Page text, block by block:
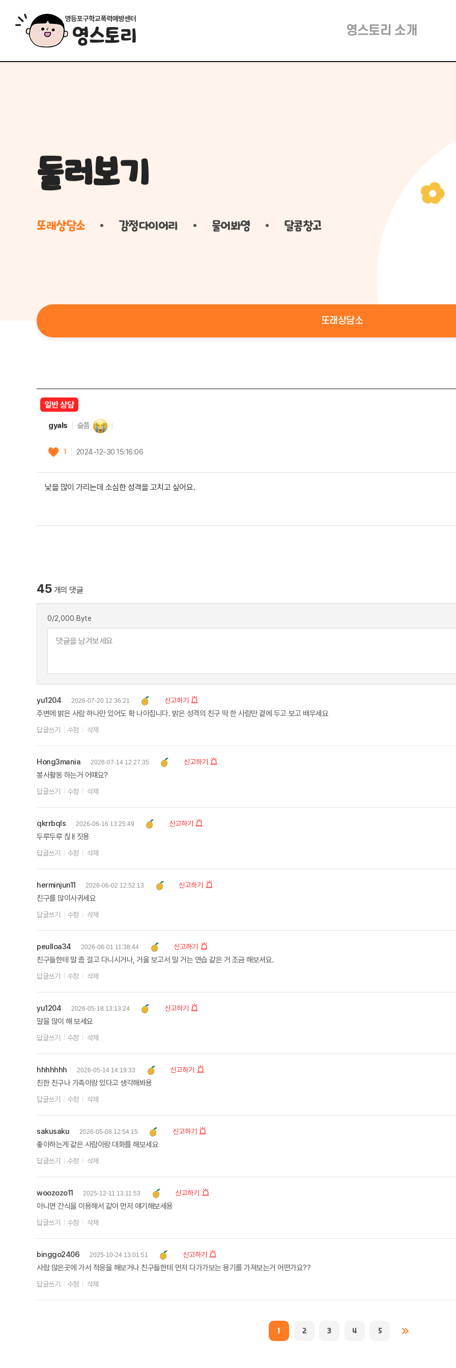
영스토리 소개
둘러보기
또래상담소 감정다이어리 물어봐영 달콤창고
또래상담소
일반 상담
gyals 슬픔
1 2024-12-30 15:16:06
낯을 많이 가리는데 소심한 성격을 고치고 싶어요.
45 개의 댓글
0/2,000 Byte
yu1204 2026-07-20 12:36:21 신고하기
주변에 밝은 사람 하나만 있어도 확 나아집니다. 밝은 성격의 친구 딱 한 사람만 곁에 두고 보고 배우세요
답글쓰기 수정 삭제
Hong3mania 2026-07-14 12:27:35 신고하기
봉사활동 하는거 어떄요?
답글쓰기 수정 삭제
qkrrbqls 2026-06-16 13:25:49 신고하기
두루두루 칞ㅐ짓용
답글쓰기 수정 삭제
herminjun11 2026-06-02 12:52:13 신고하기
친구를 많이사귀세요
답글쓰기 수정 삭제
peulloa34 2026-06-01 11:38:44 신고하기
친구들한테 말 좀 걸고 다니시거나, 거울 보고서 말 거는 연습 같은 거 조금 해보셔요.
답글쓰기 수정 삭제
yu1204 2026-05-18 13:13:24 신고하기
말을 많이 해 보세요
답글쓰기 수정 삭제
hhhhhhh 2026-05-14 14:19:33 신고하기
친한 친구나 가족이랑 있다고 생각해봐용
답글쓰기 수정 삭제
sakusaku 2026-05-08 12:54:15 신고하기
좋아하는게 같은 사람이랑 대화를 해보세요
답글쓰기 수정 삭제
woozozo11 2025-12-11 13:11:53 신고하기
아니면 간식을 이용해서 같이 먼저 얘기해보세용
답글쓰기 수정 삭제
binggo2406 2025-10-24 13:01:51 신고하기
사람 많은곳에 가서 적응을 해보거나 친구들한테 먼저 다가가보는 용기를 가져보는거 어떤가요??
답글쓰기 수정 삭제
1 2 3 4 5